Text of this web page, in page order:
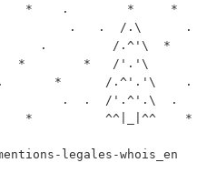
*    .        *     *
*          .   .  /.\      .
.         /.^'\  *
*        *   /'.'\
.       *      /.^'.'\    .
.  .  /'.^'.\  .
*          ^^|_|^^    *
legales-whois_en